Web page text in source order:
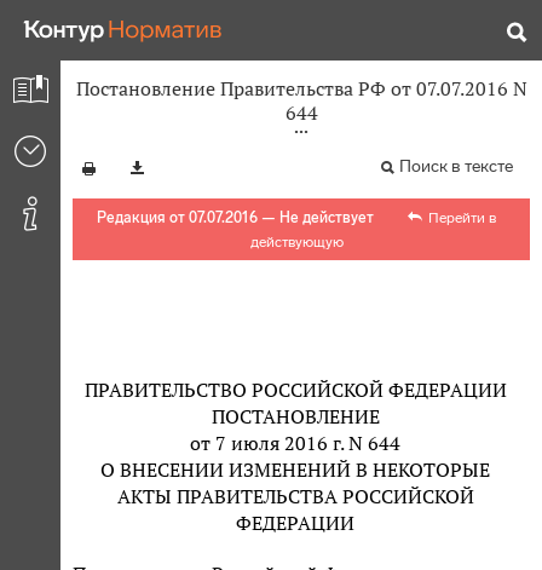
Постановление Правительства РФ от 07.07.2016 N
644
Поиск в тексте
Редакция от 07.07.2016 — Не действует
Перейти в
действующую
ПРАВИТЕЛЬСТВО РОССИЙСКОЙ ФЕДЕРАЦИИ
ПОСТАНОВЛЕНИЕ
от 7 июля 2016 г. N 644
О ВНЕСЕНИИ ИЗМЕНЕНИЙ В НЕКОТОРЫЕ
АКТЫ ПРАВИТЕЛЬСТВА РОССИЙСКОЙ
ФЕДЕРАЦИИ